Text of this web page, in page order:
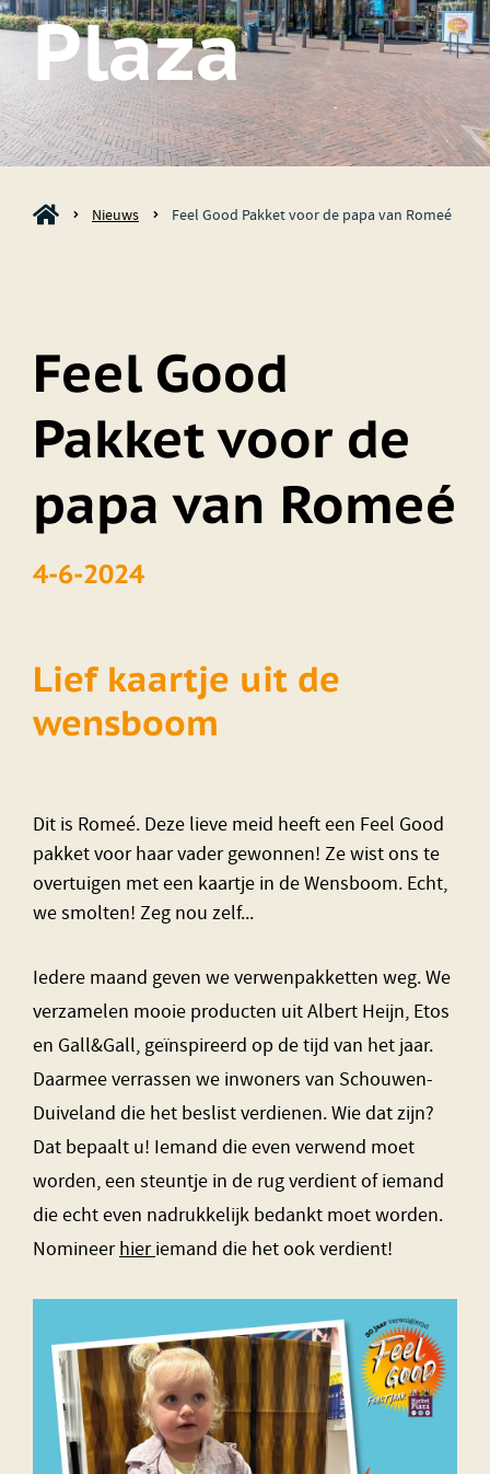
Plaza
Nieuws Feel Good Pakket voor de papa van Romeé
Feel Good
Pakket voor de
papa van Romeé
4-6-2024
Lief kaartje uit de
wensboom
Dit is Romeé. Deze lieve meid heeft een Feel Good
pakket voor haar vader gewonnen! Ze wist ons te
overtuigen met een kaartje in de Wensboom. Echt,
we smolten! Zeg nou zelf...
Iedere maand geven we verwenpakketten weg. We
verzamelen mooie producten uit Albert Heijn, Etos
en Gall&Gall, geïnspireerd op de tijd van het jaar.
Daarmee verrassen we inwoners van Schouwen-
Duiveland die het beslist verdienen. Wie dat zijn?
Dat bepaalt u! Iemand die even verwend moet
worden, een steuntje in de rug verdient of iemand
die echt even nadrukkelijk bedankt moet worden.
Nomineerhieriemand die het ook verdient!